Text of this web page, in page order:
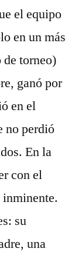
el equipo
en un más
de torneo)
ganó por
en el
no perdió
En la
con el
inminente.
su
una